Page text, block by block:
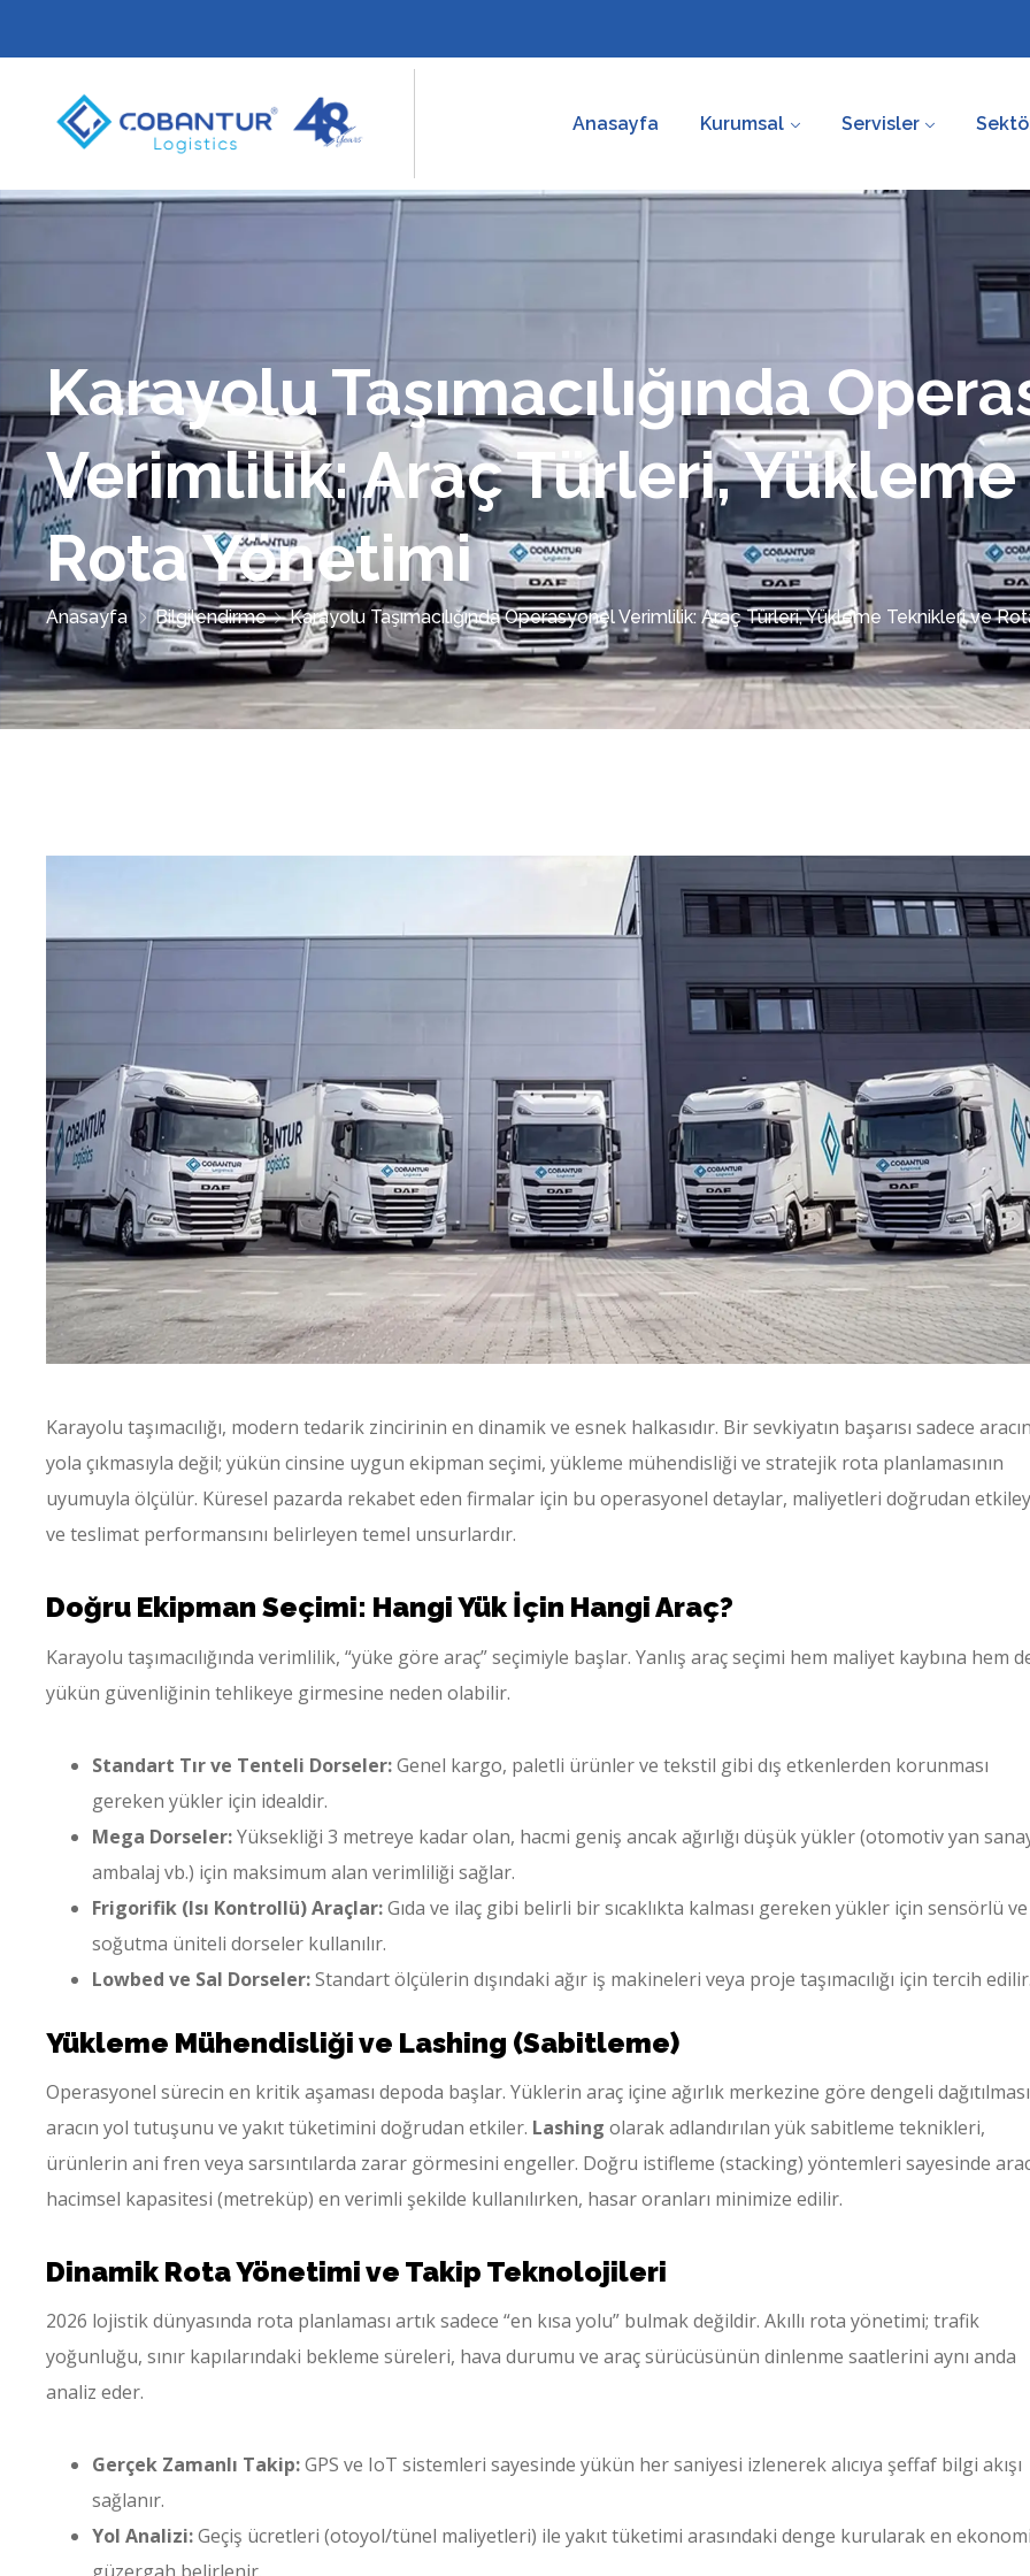
Anasayfa Kurumsal Servisler
Karayolu Taşımacılığında
Verimlilik: Araç Türleri,
Rota Yönetimi
Anasayfa Bilgilendirme Karayolu Taşımacılığında Operasyonel Verimlilik: Araç Türleri, Yükleme Teknikleri ve
Karayolu taşımacılığı, modern tedarik zincirinin en dinamik ve esnek halkasıdır. Bir sevkiyatın başarısı sadece aracın
yola çıkmasıyla değil; yükün cinsine uygun ekipman seçimi, yükleme mühendisliği ve stratejik rota planlamasının
uyumuyla ölçülür. Küresel pazarda rekabet eden firmalar için bu operasyonel detaylar, maliyetleri doğrudan
ve teslimat performansını belirleyen temel unsurlardır.
Doğru Ekipman Seçimi: Hangi Yük İçin Hangi Araç?
Karayolu taşımacılığında verimlilik, “yüke göre araç” seçimiyle başlar. Yanlış araç seçimi hem maliyet kaybına hem
yükün güvenliğinin tehlikeye girmesine neden olabilir.
Standart Tır ve Tenteli Dorseler:Genel kargo, paletli ürünler ve tekstil gibi dış etkenlerden korunması
gereken yükler için idealdir.
Mega Dorseler:Yüksekliği 3 metreye kadar olan, hacmi geniş ancak ağırlığı düşük yükler (otomotiv yan
ambalaj vb.) için maksimum alan verimliliği sağlar.
Frigorifik (Isı Kontrollü) Araçlar:Gıda ve ilaç gibi belirli bir sıcaklıkta kalması gereken yükler için sensörlü ve
soğutma üniteli dorseler kullanılır.
Lowbed ve Sal Dorseler:Standart ölçülerin dışındaki ağır iş makineleri veya proje taşımacılığı için tercih edilir.
Yükleme Mühendisliği ve Lashing (Sabitleme)
Operasyonel sürecin en kritik aşaması depoda başlar. Yüklerin araç içine ağırlık merkezine göre dengeli
aracın yol tutuşunu ve yakıt tüketimini doğrudan etkiler. Lashing olarak adlandırılan yük sabitleme teknikleri,
ürünlerin ani fren veya sarsıntılarda zarar görmesini engeller. Doğru istifleme (stacking) yöntemleri sayesinde
hacimsel kapasitesi (metreküp) en verimli şekilde kullanılırken, hasar oranları minimize edilir.
Dinamik Rota Yönetimi ve Takip Teknolojileri
2026 lojistik dünyasında rota planlaması artık sadece “en kısa yolu” bulmak değildir. Akıllı rota yönetimi; trafik
yoğunluğu, sınır kapılarındaki bekleme süreleri, hava durumu ve araç sürücüsünün dinlenme saatlerini aynı anda
analiz eder.
Gerçek Zamanlı Takip:GPS ve IoT sistemleri sayesinde yükün her saniyesi izlenerek alıcıya şeffaf bilgi akışı
sağlanır.
Yol Analizi:Geçiş ücretleri (otoyol/tünel maliyetleri) ile yakıt tüketimi arasındaki denge kurularak en